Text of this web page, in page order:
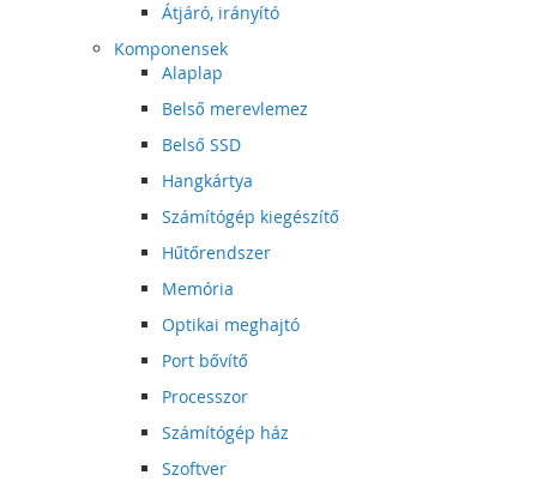
Átjáró, irányító
Komponensek
Alaplap
Belső merevlemez
Belső SSD
Hangkártya
Számítógép kiegészítő
Hűtőrendszer
Memória
Optikai meghajtó
Port bővítő
Processzor
Számítógép ház
Szoftver